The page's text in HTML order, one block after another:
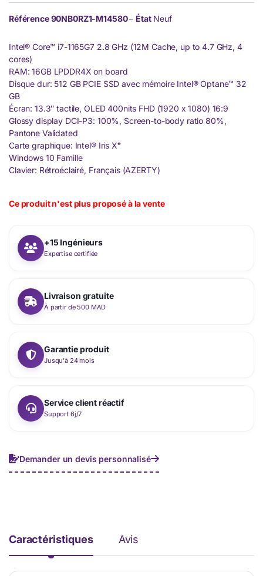
Référence90NB0RZ1-M14580– État Neuf
Intel® Core™ i7-1165G7 2.8 GHz (12M Cache, up to 4.7 GHz, 4
cores)
RAM: 16GB LPDDR4X on board
Disque dur: 512 GB PCIE SSD avec mémoire Intel® Optane™ 32
GB
Écran: 13.3″ tactile, OLED 400nits FHD (1920 x 1080) 16:9
Glossy display DCI-P3: 100%, Screen-to-body ratio 80%,
Pantone Validated
Carte graphique: Intel® Iris Xᵉ
Windows 10 Famille
Clavier: Rétroéclairé, Français (AZERTY)
Ce produit n'est plus proposé à la vente
+15 Ingénieurs
Expertise certifiée
Livraison gratuite
À partir de 500 MAD
Garantie produit
Jusqu'à 24 mois
Service client réactif
Support 6j/7
Demander un devis personnalisé
Caractéristiques Avis